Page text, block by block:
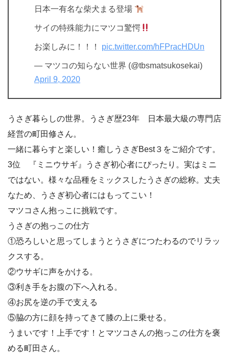
日本一有名な柴犬まる登場
サイの特殊能力にマツコ驚愕
お楽しみに！！！ pic.twitter.com/hFPracHDUn
— マツコの知らない世界 (@tbsmatsukosekai)
April 9, 2020
︎うさぎ暮らしの世界。うさぎ歴23年 日本最大級の専門店
経営の町田修さん。
一緒に暮らすと楽しい！癒しうさぎBest３をご紹介です。
3位 『ミニウサギ』うさぎ初心者にぴったり。実はミニ
ではない。様々な品種をミックスしたうさぎの総称。丈夫
なため、うさぎ初心者にはもってこい！
マツコさん抱っこに挑戦です。
うさぎの抱っこの仕方
①恐ろしいと思ってしまうとうさぎにつたわるのでリラッ
クスする。
②ウサギに声をかける。
③利き手をお腹の下へ入れる。
④お尻を逆の手で支える
⑤脇の方に顔を持ってきて膝の上に乗せる。
うまいです！上手です！とマツコさんの抱っこの仕方を褒
める町田さん。